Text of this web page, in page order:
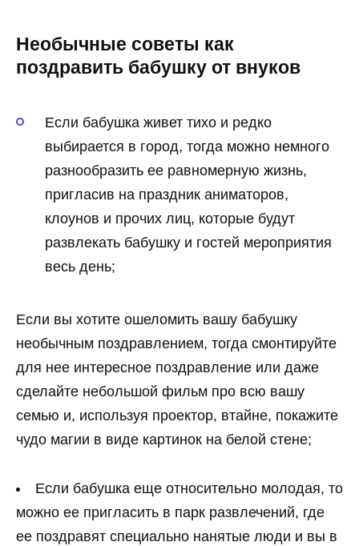
Необычные советы как
поздравить бабушку от внуков
Если бабушка живет тихо и редко
выбирается в город, тогда можно немного
разнообразить ее равномерную жизнь,
пригласив на праздник аниматоров,
клоунов и прочих лиц, которые будут
развлекать бабушку и гостей мероприятия
весь день;
Если вы хотите ошеломить вашу бабушку
необычным поздравлением, тогда смонтируйте
для нее интересное поздравление или даже
сделайте небольшой фильм про всю вашу
семью и, используя проектор, втайне, покажите
чудо магии в виде картинок на белой стене;
Если бабушка еще относительно молодая, то
можно ее пригласить в парк развлечений, где
ее поздравят специально нанятые люди и вы в